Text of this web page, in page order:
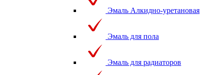
Эмаль Алкидно-уретановая
Эмаль для пола
Эмаль для радиаторов